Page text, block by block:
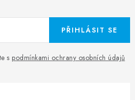
s podmínkami ochrany osobních údajů
PŘIHLÁSIT SE